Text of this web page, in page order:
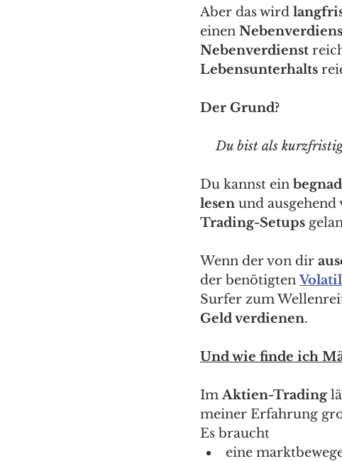
Aber das wird
einen
Nebenverdienst
Lebensunterhalts
Der Grund?
Du bist als
Du kannst ein
lesen und
Trading-Setups
Wenn der von dir
der benötigten
Surfer zum
Geld verdienen.
Und wie finde ich
Im Aktien-Trading
meiner Erfahrung
Es braucht
eine